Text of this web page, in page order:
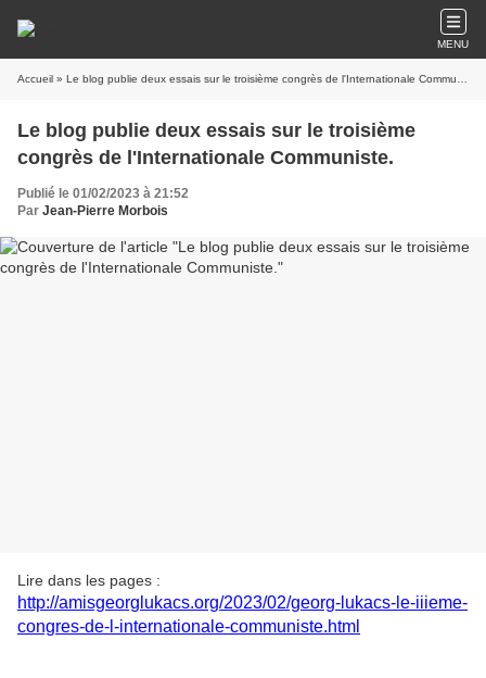
MENU
Accueil » Le blog publie deux essais sur le troisième congrès de l'Internationale Communiste.
Le blog publie deux essais sur le troisième
congrès de l'Internationale Communiste.
Publié le 01/02/2023 à 21:52
Par Jean-Pierre Morbois
Lire dans les pages :
http://amisgeorglukacs.org/2023/02/georg-lukacs-le-iiieme-
congres-de-l-internationale-communiste.html